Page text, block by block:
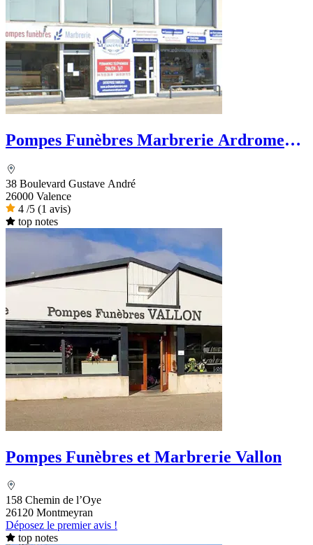
Pompes Funèbres Marbrerie Ardrome
38 Boulevard Gustave André
26000 Valence
4 /5 (1 avis)
top notes
Pompes Funèbres et Marbrerie Vallon
158 Chemin de l’Oye
26120 Montmeyran
Déposez le premier avis !
top notes